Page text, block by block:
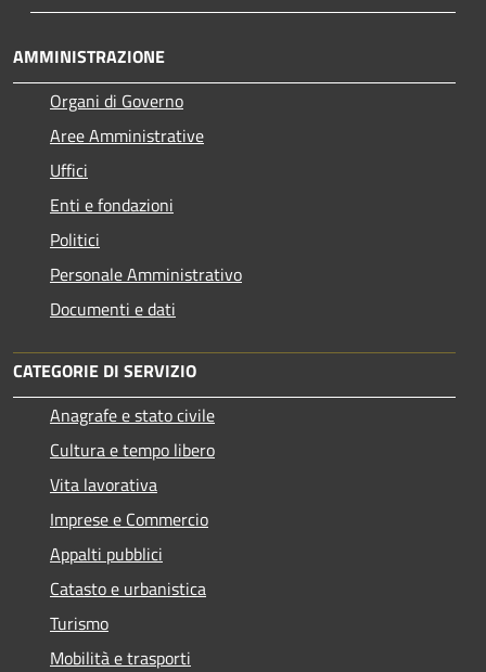
AMMINISTRAZIONE
Organi di Governo
Aree Amministrative
Uffici
Enti e fondazioni
Politici
Personale Amministrativo
Documenti e dati
CATEGORIE DI SERVIZIO
Anagrafe e stato civile
Cultura e tempo libero
Vita lavorativa
Imprese e Commercio
Appalti pubblici
Catasto e urbanistica
Turismo
Mobilità e trasporti